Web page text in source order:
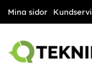
Mina sidor